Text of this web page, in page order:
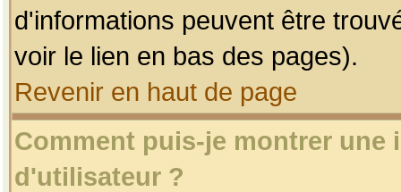
d'informations peuvent être
voir le lien en bas des pages).
Revenir en haut de page
Comment puis-je montrer une
d'utilisateur ?